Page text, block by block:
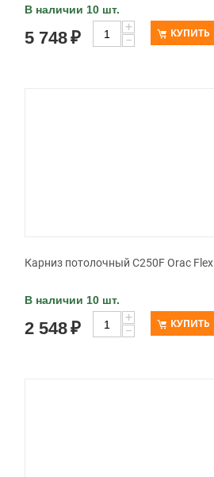
В наличии 10 шт.
5 748₽
+
−
КУПИТЬ
Карниз потолочный C250F Orac Flex
В наличии 10 шт.
2 548₽
+
−
КУПИТЬ